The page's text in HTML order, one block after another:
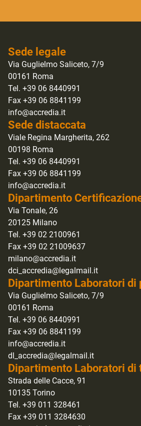
Sede legale
Via Guglielmo Saliceto, 7/9
00161 Roma
Tel. +39 06 8440991
Fax +39 06 8841199
info@accredia.it
Sede distaccata
Viale Regina Margherita, 262
00198 Roma
Tel. +39 06 8440991
Fax +39 06 8841199
info@accredia.it
Dipartimento
Via Tonale, 26
20125 Milano
Tel. +39 02 2100961
Fax +39 02 21009637
milano@accredia.it
dci_accredia@legalmail.it
Dipartimento Laboratori di
Via Guglielmo Saliceto, 7/9
00161 Roma
Tel. +39 06 8440991
Fax +39 06 8841199
info@accredia.it
dl_accredia@legalmail.it
Dipartimento Laboratori di
Strada delle Cacce, 91
10135 Torino
Tel. +39 011 328461
Fax +39 011 3284630